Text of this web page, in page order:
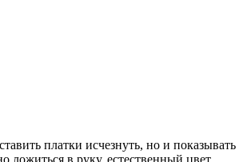
платки исчезнуть, но и показывать